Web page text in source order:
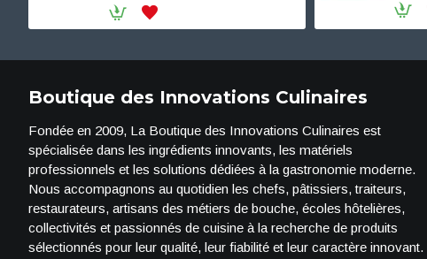
Boutique des Innovations Culinaires
Fondée en 2009, La Boutique des Innovations Culinaires est
spécialisée dans les ingrédients innovants, les matériels
professionnels et les solutions dédiées à la gastronomie moderne.
Nous accompagnons au quotidien les chefs, pâtissiers, traiteurs,
restaurateurs, artisans des métiers de bouche, écoles hôtelières,
collectivités et passionnés de cuisine à la recherche de produits
sélectionnés pour leur qualité, leur fiabilité et leur caractère innovant.